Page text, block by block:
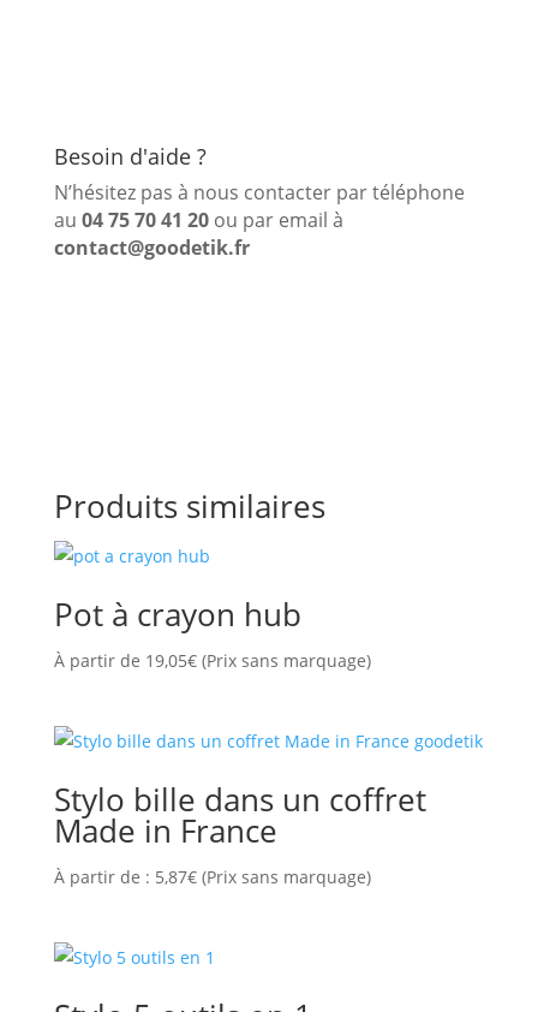
Besoin d'aide ?
N’hésitez pas à nous contacter par téléphone
au 04 75 70 41 20 ou par email à
contact@goodetik.fr
Produits similaires
Pot à crayon hub
À partir de 19,05€(Prix sans marquage)
Stylo bille dans un coffret
Made in France
À partir de : 5,87€(Prix sans marquage)